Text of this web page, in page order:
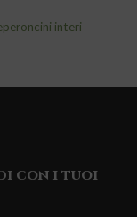
interi
con i tuoi